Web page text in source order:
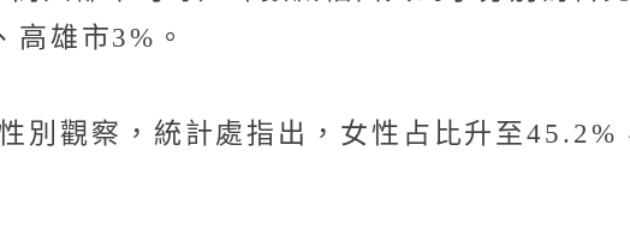
雄市3%。
別觀察，統計處指出，女性占比升至